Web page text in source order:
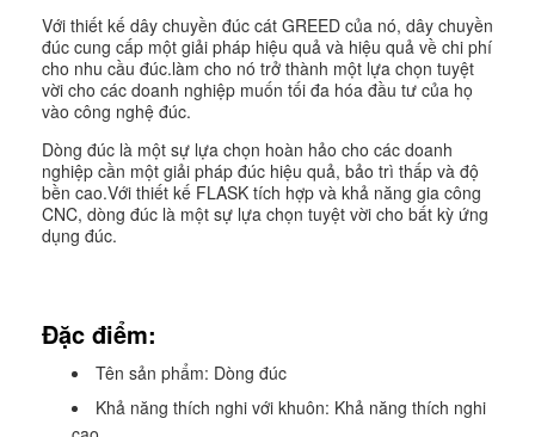
Với thiết kế dây chuyền đúc cát GREED của nó, dây chuyền
đúc cung cấp một giải pháp hiệu quả và hiệu quả về chi phí
cho nhu cầu đúc.làm cho nó trở thành một lựa chọn tuyệt
vời cho các doanh nghiệp muốn tối đa hóa đầu tư của họ
vào công nghệ đúc.
Dòng đúc là một sự lựa chọn hoàn hảo cho các doanh
nghiệp cần một giải pháp đúc hiệu quả, bảo trì thấp và độ
bền cao.Với thiết kế FLASK tích hợp và khả năng gia công
CNC, dòng đúc là một sự lựa chọn tuyệt vời cho bất kỳ ứng
dụng đúc.
Đặc điểm:
Tên sản phẩm: Dòng đúc
Khả năng thích nghi với khuôn: Khả năng thích nghi